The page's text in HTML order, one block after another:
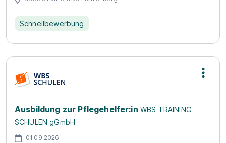
Schnellbewerbung
Ausbildung zur Pflegehelfer:in WBS TRAINING
SCHULEN gGmbH
01.09.2026